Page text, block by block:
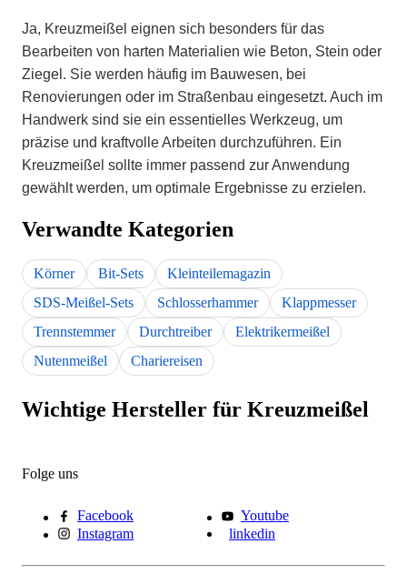
Ja, Kreuzmeißel eignen sich besonders für das
Bearbeiten von harten Materialien wie Beton, Stein oder
Ziegel. Sie werden häufig im Bauwesen, bei
Renovierungen oder im Straßenbau eingesetzt. Auch im
Handwerk sind sie ein essentielles Werkzeug, um
präzise und kraftvolle Arbeiten durchzuführen. Ein
Kreuzmeißel sollte immer passend zur Anwendung
gewählt werden, um optimale Ergebnisse zu erzielen.
Verwandte Kategorien
Körner Bit-Sets
Kleinteilemagazin
SDS-Meißel-Sets
Schlosserhammer
Klappmesser
Trennstemmer
Durchtreiber
Elektrikermeißel
Nutenmeißel
Chariereisen
Wichtige Hersteller für Kreuzmeißel
Folge uns
Facebook
Youtube
Instagram
linkedin